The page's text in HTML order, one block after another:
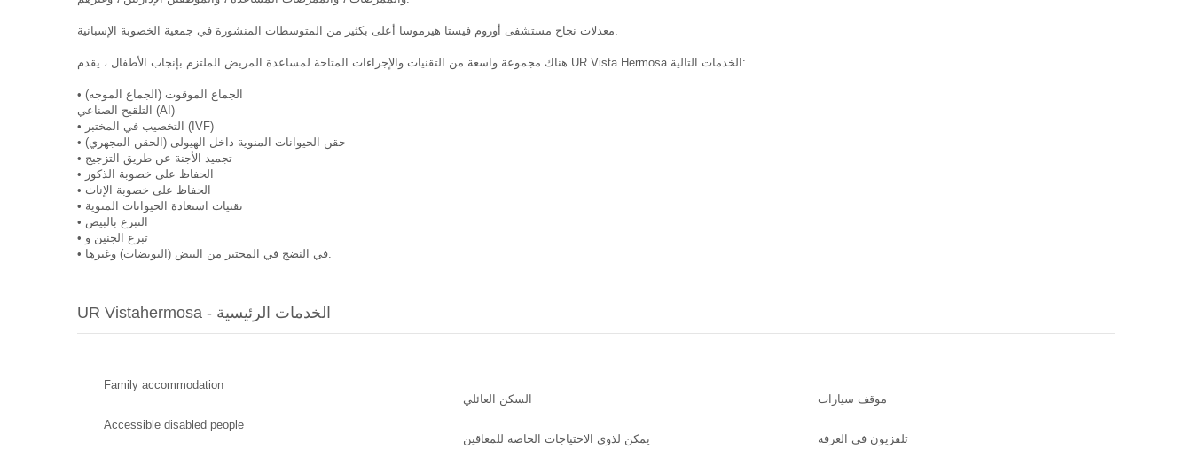
هناك مجموعة واسعة من التقنيات والإجراءات المتاحة لمساعدة المريض الملتزم بإنجاب الأطفال ، يقدم UR Vista Hermosa الخدمات التالية:
• الجماع الموقوت (الجماع الموجه)
التلقيح الصناعي (AI)
• التخصيب في المختبر (IVF)
• حقن الحيوانات المنوية داخل الهيولى (الحقن المجهري)
• تجميد الأجنة عن طريق التزجيج
• الحفاظ على خصوبة الذكور
• الحفاظ على خصوبة الإناث
• تقنيات استعادة الحيوانات المنوية
• التبرع بالبيض
• تبرع الجنين و
UR Vistahermosa - الخدمات الرئيسية
Family accommodation
Accessible disabled people
السكن العائلي
يمكن لذوي الاحتياجات الخاصة للمعاقين
موقف سيارات
تلفزيون في الغرفة